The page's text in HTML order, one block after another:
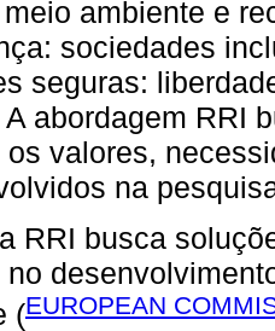
ambiente e
sociedades
seguras:
abordagem RRI
os valores,
na
RRI busca
(EUROPEAN